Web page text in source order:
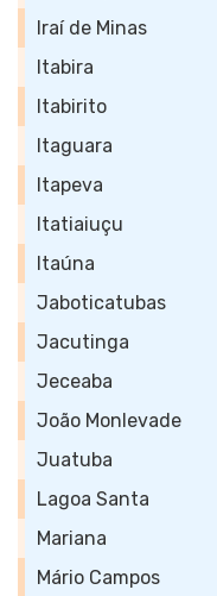
Iraí de Minas
Itabira
Itabirito
Itaguara
Itapeva
Itatiaiuçu
Itaúna
Jaboticatubas
Jacutinga
Jeceaba
João Monlevade
Juatuba
Lagoa Santa
Mariana
Mário Campos